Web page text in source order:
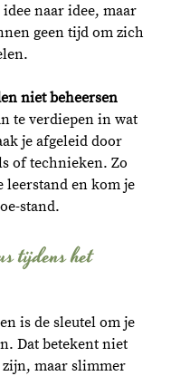
naar idee, maar
geen tijd om zich
niet beheersen
te verdiepen in wat
je afgeleid door
of technieken. Zo
leerstand en kom je
stand.
tijdens het
is de sleutel om je
Dat betekent niet
maar slimmer